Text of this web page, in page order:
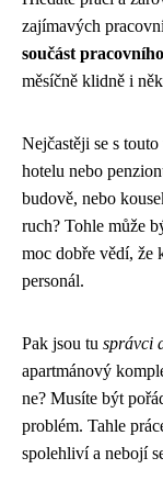
zajímavých
součást
měsíčně klidně i
Nejčastěji se s
hotelu nebo
budově, nebo
ruch? Tohle může
moc dobře vědí, že
personál.
Pak jsou tu správci
apartmánový
ne? Musíte být
problém. Tahle
spolehliví a nebojí